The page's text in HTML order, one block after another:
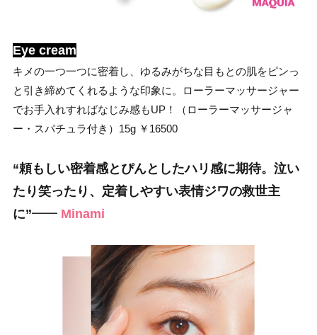
Eye cream
キメの一つ一つに密着し、ゆるみがちな目もとの肌をピンっ
と引き締めてくれるような印象に。ローラーマッサージャー
でお手入れすればなじみ感もUP！（ローラーマッサージャ
ー・スパチュラ付き）15g ￥16500
“頼もしい密着感とぴんとしたハリ感に期待。 泣い
たり笑ったり、定着しやすい表情ジワの救世主
に”━━ Minami